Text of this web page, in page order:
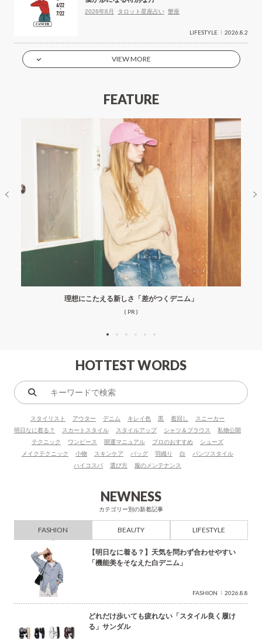
2026年8月 タロット星座占い 蟹座
LIFESTYLE 2026.8.2
VIEW MORE
FEATURE
理想にこたえる新しさ「差がつくデニム」
( PR )
HOTTEST WORDS
キ
ワ
ー
ド
で
スタイリスト アウター デニム キレイ色 黒 着回し
スニーカー
明日なに着る？
スカートスタイル スタイルアップ シャツ＆ブラウス
私物公開
テクニック
ワンピース 開運マニュアル プロのおすすめ
シューズ
メイクテクニック
小物 スキンケア バッグ 羽織り 白
パンツスタイル
ハイコスパ
選び方 服のメンテナンス
NEWNESS
カテゴリー別の新着記事
FASHION BEAUTY LIFESTYLE
【明日なに着る？】天気を問わず合わせやすい
「機能美をそなえた白デニム」
FASHION 2026.8.8
どれだけ歩いても疲れない「スタイル良く履け
る」サンダル